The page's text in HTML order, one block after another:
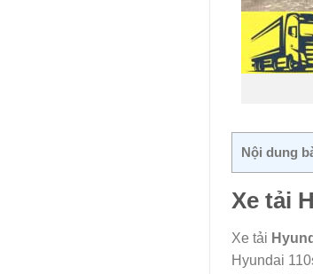
Nội dung
Xe tải
Xe tải
Hyundai